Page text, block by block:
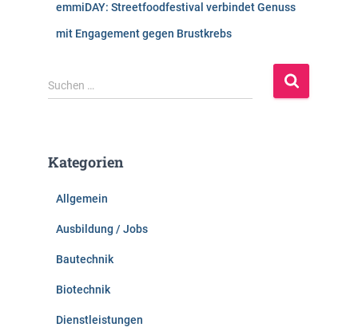
emmiDAY: Streetfoodfestival verbindet Genuss
mit Engagement gegen Brustkrebs
S
u
n
Suchen …
Kategorien
Allgemein
Ausbildung / Jobs
Bautechnik
Biotechnik
Dienstleistungen